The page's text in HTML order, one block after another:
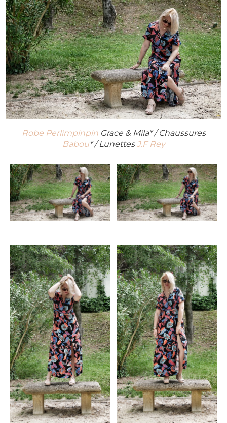
Robe PerlimpinpinGrace & Mila* / Chaussures
Babou* / LunettesJ.F Rey